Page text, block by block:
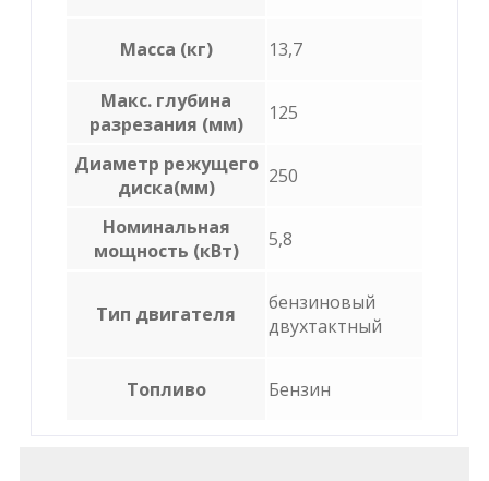
Масса (кг) 13,7
Макс. глубина
разрезания (мм)
125
Диаметр режущего
диска(мм)
250
Номинальная
мощность (кВт)
5,8
Тип двигателя
бензиновый
двухтактный
Топливо Бензин